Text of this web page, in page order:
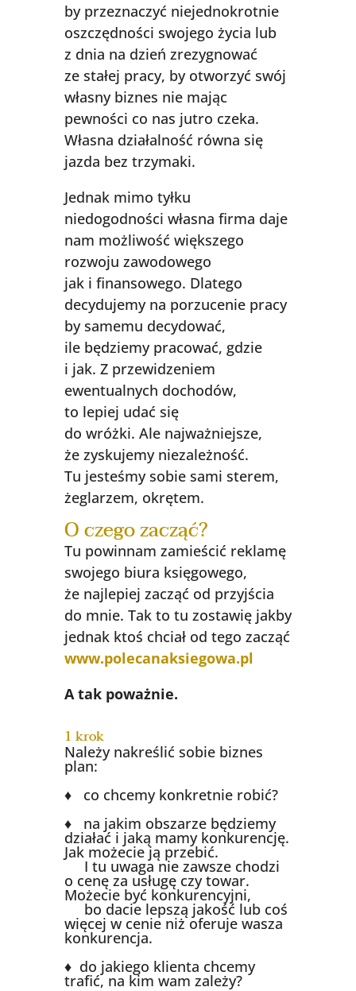
by przeznaczyć niejednokrotnie
oszczędności swojego życia lub
z dnia na dzień zrezygnować
ze stałej pracy, by otworzyć swój
własny biznes nie mając
pewności co nas jutro czeka.
Własna działalność równa się
jazda bez trzymaki.
Jednak mimo tyłku
niedogodności własna firma daje
nam możliwość większego
rozwoju zawodowego
jak i finansowego. Dlatego
decydujemy na porzucenie pracy
by samemu decydować,
ile będziemy pracować, gdzie
i jak. Z przewidzeniem
ewentualnych dochodów,
to lepiej udać się
do wróżki. Ale najważniejsze,
że zyskujemy niezależność.
Tu jesteśmy sobie sami sterem,
żeglarzem, okrętem.
O czego zacząć?
Tu powinnam zamieścić reklamę
swojego biura księgowego,
że najlepiej zacząć od przyjścia
do mnie. Tak to tu zostawię jakby
jednak ktoś chciał od tego zacząć
www.polecanaksiegowa.pl
A tak poważnie.
1 krok
Należy nakreślić sobie biznes
plan:
♦ co chcemy konkretnie robić?
♦ na jakim obszarze będziemy
działać i jaką mamy konkurencję.
Jak możecie ją przebić.
I tu uwaga nie zawsze chodzi
o cenę za usługę czy towar.
Możecie być konkurencyjni,
bo dacie lepszą jakość lub coś
więcej w cenie niż oferuje wasza
konkurencja.
♦ do jakiego klienta chcemy
trafić, na kim wam zależy?